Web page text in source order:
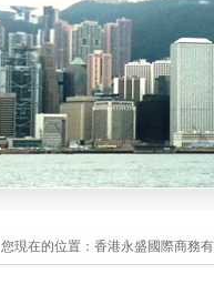
您現在的位置： 香港永盛國際商務